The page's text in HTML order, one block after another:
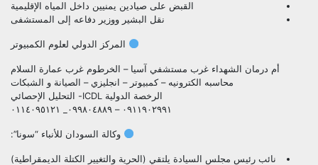
القبض على صيادين يمنيين داخل المياه الإقليمية
نقل البشير ووزير دفاعه إلى المستشفى
المركز الدولي لعلوم الكمبيوتر
أم درمان الشهداء غرب مستشفي آسيا – الخرطوم غرب عمارة السلام
محاسبه الكترونيه – كمبيوتر – انجليزي – الصيانة و الشبكات
الرخصة الدولية ICDL- التحليل الإحصائي
٠٩١١٩٠٢٩٩١ – ٠٩٩٨٠٤٨٨٩_ ٠١١٤٠٩٥١٢١
وكالة السودان للأنباء “سونا”:
نائب رئيس مجلس السيادة يلتقي (الحرية والتغيير الكتلة الديمقراطية)